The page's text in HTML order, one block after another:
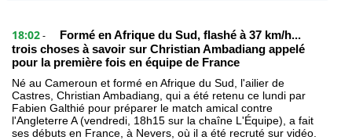
18:02 -
Formé en Afrique du Sud, flashé à 37 km/h...
trois choses à savoir sur Christian Ambadiang appelé
pour la première fois en équipe de France
Né au Cameroun et formé en Afrique du Sud, l'ailier de
Castres, Christian Ambadiang, qui a été retenu ce lundi par
Fabien Galthié pour préparer le match amical contre
l'Angleterre A (vendredi, 18h15 sur la chaîne L'Équipe), a fait
ses débuts en France, à Nevers, où il a été recruté sur vidéo.